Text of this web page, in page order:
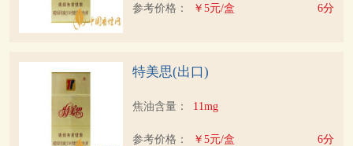
参考价格： ￥5元/盒 6分
特美思(出口)
焦油含量： 11mg
参考价格： ￥5元/盒 6分